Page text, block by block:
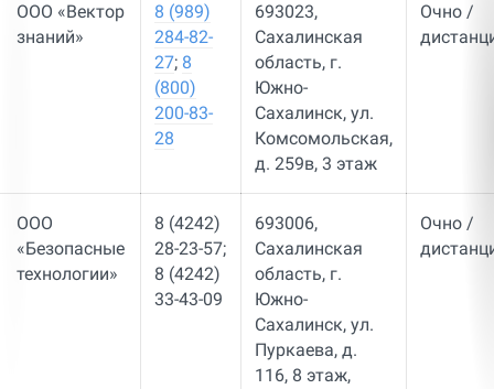
ООО «Вектор
знаний»
8 (989)
284-82-
27; 8
(800)
200-83-
28
693023,
Сахалинская
область, г.
Южно-
Сахалинск, ул.
Комсомольская,
д. 259в, 3 этаж
Очно /
ООО
«Безопасные
технологии»
8 (4242)
28-23-57;
8 (4242)
33-43-09
693006,
Сахалинская
область, г.
Южно-
Сахалинск, ул.
Пуркаева, д.
116, 8 этаж,
Очно /